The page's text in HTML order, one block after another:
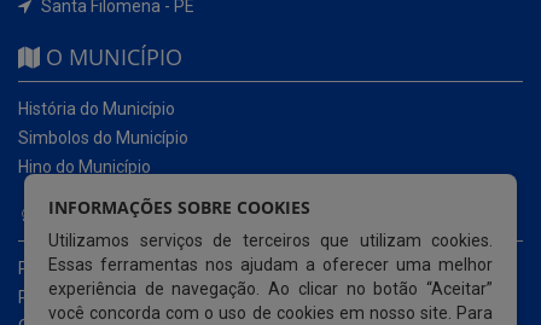
Santa Filomena - PE
O MUNICÍPIO
História do Município
Simbolos do Município
Hino do Município
NOSSOS SERVIÇOS
Portal da Transparência
Portal da Transparência da COVID-19
INFORMAÇÕES SOBRE COOKIES
Utilizamos serviços de terceiros que utilizam cookies.
Essas ferramentas nos ajudam a oferecer uma melhor
experiência de navegação. Ao clicar no botão “Aceitar”
você concorda com o uso de cookies em nosso site. Para